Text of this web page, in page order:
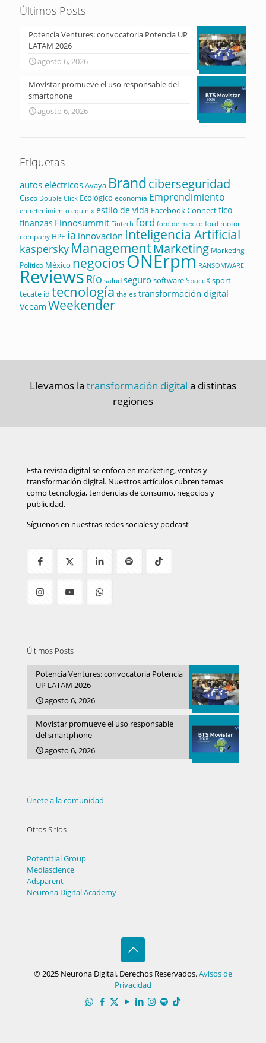
Últimos Posts
Potencia Ventures: convocatoria Potencia UP
LATAM 2026
agosto 6, 2026
Movistar promueve el uso responsable del
smartphone
agosto 6, 2026
Etiquetas
autos eléctricosAvaya Brandciberseguridad
Cisco Double Click Ecológico economía Emprendimiento
entretenimiento equinix estilo de vida Facebook Connectfico
finanzas Finnosummit Fintech ford ford de mexico ford motor
company HPE ia innovación Inteligencia Artificial
kaspersky ManagementMarketing Marketing
Político México negociosONErpm RANSOMWARE
Reviews Río saludsegurosoftwareSpaceXsport
tecate id tecnología thalestransformación digital
Veeam Weekender
Llevamos la transformación digital a distintas
regiones
Esta revista digital se enfoca en marketing, ventas y
transformación digital. Nuestros artículos cubren temas
como tecnología, tendencias de consumo, negocios y
publicidad.
Síguenos en nuestras redes sociales y podcast
Últimos Posts
Potencia Ventures: convocatoria Potencia
UP LATAM 2026
agosto 6, 2026
Movistar promueve el uso responsable
del smartphone
agosto 6, 2026
Únete a la comunidad
Otros Sitios
Potenttial Group
Mediascience
Adsparent
Neurona Digital Academy
© 2025 Neurona Digital. Derechos Reservados.Avisos de
Privacidad